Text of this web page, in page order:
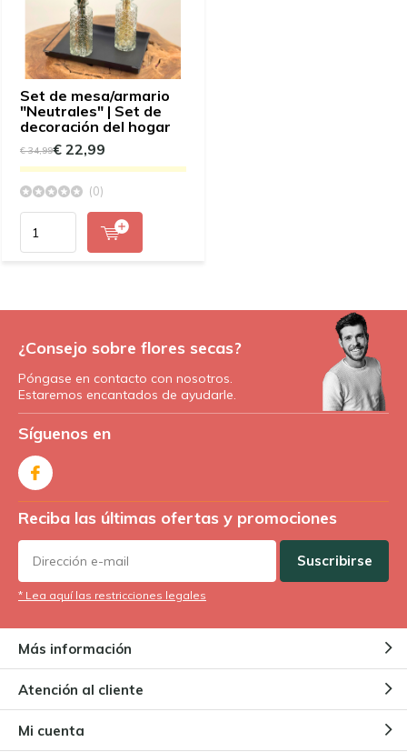
Set de mesa/armario
"Neutrales" | Set de
decoración del hogar
€ 34,99€ 22,99
(0)
¿Consejo sobre flores secas?
Póngase en contacto con nosotros.
Estaremos encantados de ayudarle.
Síguenos en
Reciba las últimas ofertas y promociones
Suscribirse
* Lea aquí las restricciones legales
Más información
Atención al cliente
Mi cuenta